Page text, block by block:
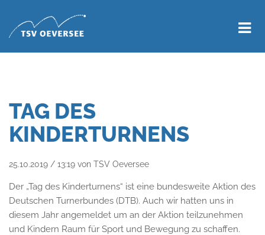
TAG DES
KINDERTURNENS
25.10.2019 / 13:19 von TSV Oeversee
Der „Tag des Kinderturnens“ ist eine bundesweite Aktion des
Deutschen Turnerbundes (DTB). Auch wir hatten uns in
diesem Jahr angemeldet um an der Aktion teilzunehmen
und Kindern Raum für Sport und Bewegung zu schaffen.